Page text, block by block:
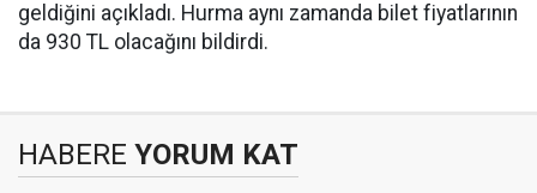
geldiğini açıkladı. Hurma aynı zamanda bilet fiyatlarının
da 930 TL olacağını bildirdi.
HABERE YORUM KAT